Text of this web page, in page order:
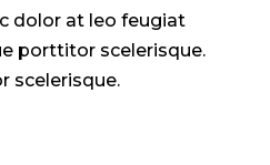
dolor at leo feugiat
porttitor scelerisque.
scelerisque.